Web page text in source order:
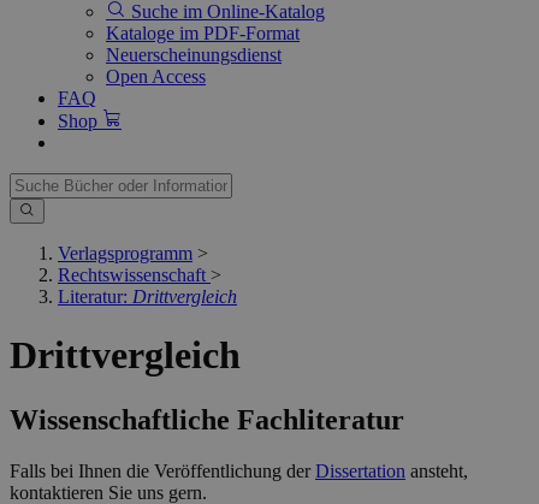
Suche im Online-Katalog
Kataloge im PDF-Format
Neuerscheinungsdienst
Open Access
FAQ
Shop
Verlagsprogramm >
Rechtswissenschaft >
Literatur: Drittvergleich
Drittvergleich
Wissenschaftliche Fachliteratur
Falls bei Ihnen die Veröffentlichung derDissertation ansteht,
kontaktieren Sie uns gern.